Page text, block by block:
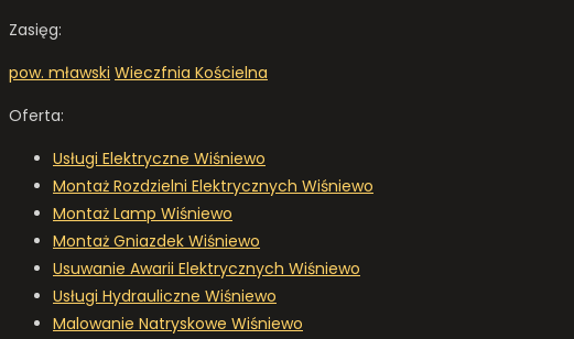
Zasięg:
pow. mławski Wieczfnia Kościelna
Oferta:
Usługi Elektryczne Wiśniewo
Montaż Rozdzielni Elektrycznych Wiśniewo
Montaż Lamp Wiśniewo
Montaż Gniazdek Wiśniewo
Usuwanie Awarii Elektrycznych Wiśniewo
Usługi Hydrauliczne Wiśniewo
Malowanie Natryskowe Wiśniewo